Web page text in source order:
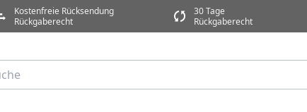
Kostenfreie Rücksendung
Rückgaberecht
30 Tage
Rückgaberecht